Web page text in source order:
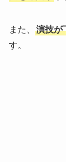
また、 演技が
す。